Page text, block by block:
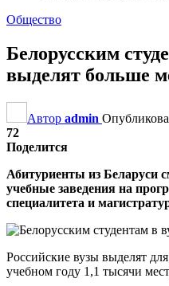
Общество
Белорусским
выделят больше
Автор admin
72
Поделится
Абитуриенты из Беларуси
учебные заведения на
специалитета и
Российские вузы выделят
учебном году 1,1 тысячи